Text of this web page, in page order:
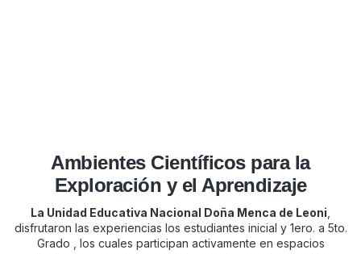
Ambientes Científicos para la
Exploración y el Aprendizaje
La Unidad Educativa Nacional Doña Menca de Leoni
disfrutaron las experiencias los estudiantes inicial y 1ero. a 5to.
Grado , los cuales participan activamente en espacios